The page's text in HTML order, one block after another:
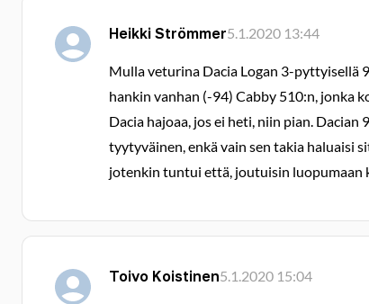
Heikki Strömmer5.1.2020 13:44
Mulla veturina Dacia Logan 3-pyttyisellä
hankin vanhan (-94) Cabby 510:n, jonka
Dacia hajoaa, jos ei heti, niin pian.
tyytyväinen, enkä vain sen takia haluaisi
jotenkin tuntui että, joutuisin luopumaan
Toivo Koistinen5.1.2020 15:04